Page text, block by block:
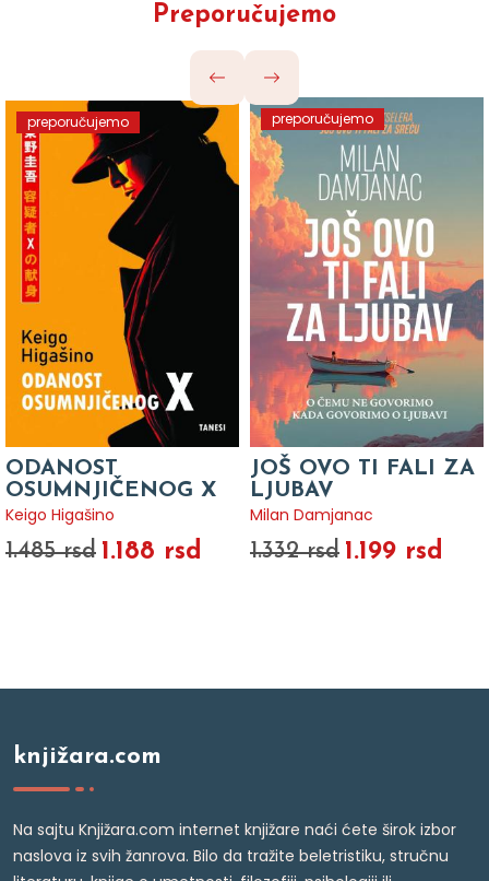
Preporučujemo
preporučujemo
ODANOST
OSUMNJIČENOG X
Keigo Higašino
1.485 rsd 1.188 rsd
preporučujemo
JOŠ OVO TI FALI ZA
LJUBAV
Milan Damjanac
1.332 rsd 1.199 rsd
knjižara.com
Na sajtu Knjižara.com internet knjižare naći ćete širok izbor
naslova iz svih žanrova. Bilo da tražite beletristiku, stručnu